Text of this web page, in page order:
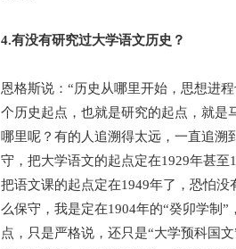
4.有没有研究过大学语文历史？
恩格斯说：“历史从哪里开始，思想进
个历史起点，也就是研究的起点，就是
哪里呢？有的人追溯得太远，一直追
守，把大学语文的起点定在1929年甚
把语文课的起点定在1949年了，恐怕
么保守，我是定在1904年的“癸卯学制
点，只是严格说，还只是“大学预科国